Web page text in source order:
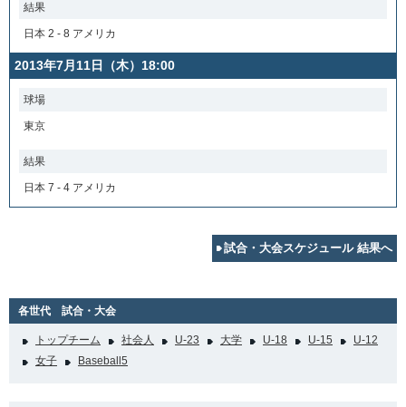
結果
日本 2 - 8 アメリカ
2013年7月11日（木）18:00
球場
東京
結果
日本 7 - 4 アメリカ
試合・大会スケジュール 結果へ
各世代 試合・大会
トップチーム 社会人 U-23 大学 U-18 U-15
U-12
女子
Baseball5